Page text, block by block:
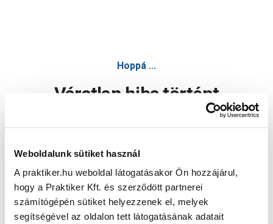
Weboldalunk sütiket használ
A praktiker.hu weboldal látogatásakor Ön hozzájárul,
hogy a Praktiker Kft. és szerződött partnerei
számítógépén sütiket helyezzenek el, melyek
segítségével az oldalon tett látogatásának adatait
Hoppá ...
Váratlan hiba történt
Oldal újratöltése